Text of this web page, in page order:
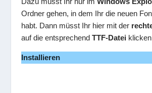
Ordner gehen, in dem Ihr die neuen
habt. Dann müsst Ihr hier mit der
auf die entsprechendTTF-Datei
Installieren